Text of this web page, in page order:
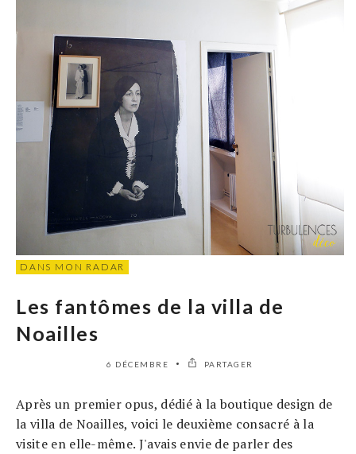
DANS MON RADAR
Les fantômes de la villa de
Noailles
6 DÉCEMBRE PARTAGER
Après un premier opus, dédié à la boutique design de
la villa de Noailles, voici le deuxième consacré à la
visite en elle-même. J'avais envie de parler des